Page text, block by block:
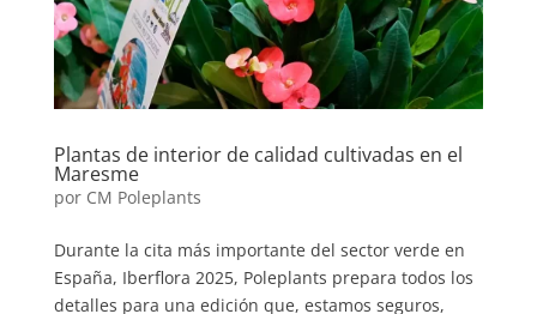
Plantas de interior de calidad cultivadas en el
Maresme
por CM Poleplants
Durante la cita más importante del sector verde en
España, Iberflora 2025, Poleplants prepara todos los
detalles para una edición que, estamos seguros,